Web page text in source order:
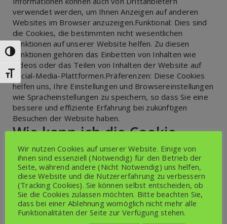
Umschalten auf hohe Kontraste
Schrift vergrößern
verwendet werden, um Ihnen Anzeigen auf anderen
Websites im Browser anzuzeigen.‎‎Funktional:‎‎ Dies sind
die Cookies, die bestimmten nicht wesentlichen
Funktionen auf unserer Website helfen. Zu diesen
Funktionen gehören das Einbetten von Inhalten wie
Videos oder das Teilen von Inhalten der Website auf
Social-Media-Plattformen.‎‎Präferenzen:‎‎ Diese Cookies
helfen uns, Ihre Einstellungen und Browsereinstellungen
wie Spracheinstellungen zu speichern, so dass Sie eine
bessere und effiziente Erfahrung bei zukünftigen
Besuchen der Website haben.‎‎‎
Wie kann ich die Cookie-
Einstellungen kontrollieren?
Sollten Sie sich entscheiden, Ihre Einstellungen später
über Ihre Browser-Sitzung zu ändern, können Sie auf die
Registerkarte „Datenschutz & Cookie-Richtlinie“ auf
Ihrem Bildschirm klicken. Dadurch wird der
Einwilligungsbescheid erneut angezeigt, der es Ihnen
Wir nutzen Cookies auf unserer Website. Einige von
ihnen sind essenziell (Notwendig) für den Betrieb der
Seite, während andere (Nicht Notwendig) uns helfen,
diese Website und die Nutzererfahrung zu verbessern
(Tracking Cookies). Sie können selbst entscheiden, ob
Sie die Cookies zulassen möchten. Bitte beachten Sie,
dass bei einer Ablehnung womöglich nicht mehr alle
Funktionalitäten der Seite zur Verfügung stehen.